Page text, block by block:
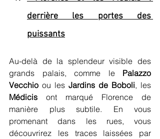
derrière les portes des
puissants
Au-delà de la splendeur visible des
grands palais, comme le Palazzo
Vecchio ou les Jardins de Boboli
Médicis ont marqué Florence de
manière plus subtile. En vous
promenant dans les rues, vous
découvrirez les traces laissées par